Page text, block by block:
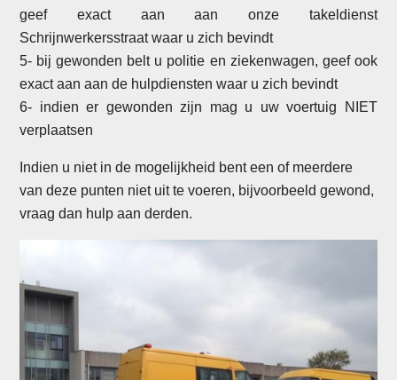
geef exact aan aan onze takeldienst
Schrijnwerkersstraat waar u zich bevindt
5- bij gewonden belt u politie en ziekenwagen, geef ook
exact aan aan de hulpdiensten waar u zich bevindt
6- indien er gewonden zijn mag u uw voertuig NIET
verplaatsen
Indien u niet in de mogelijkheid bent een of meerdere
van deze punten niet uit te voeren, bijvoorbeeld gewond,
vraag dan hulp aan derden.